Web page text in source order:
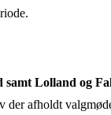
samt Lolland og
der afholdt